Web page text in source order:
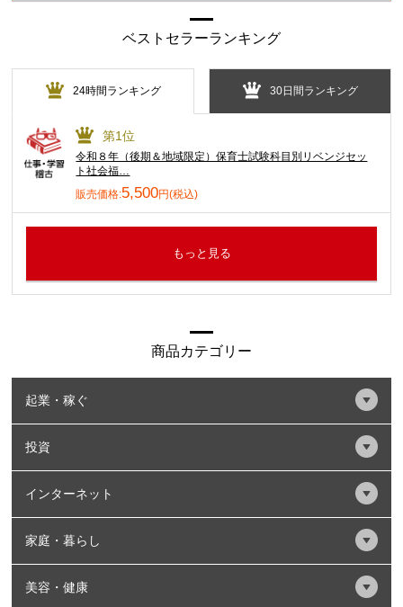
ベストセラーランキング
24時間ランキング 30日間ランキング
第1位
令和８年（後期＆地域限定）保育士試験科目別リベンジセッ
ト社会福…
販売価格:5,500円(税込)
もっと見る
商品カテゴリー
起業・稼ぐ
投資
インターネット
家庭・暮らし
美容・健康